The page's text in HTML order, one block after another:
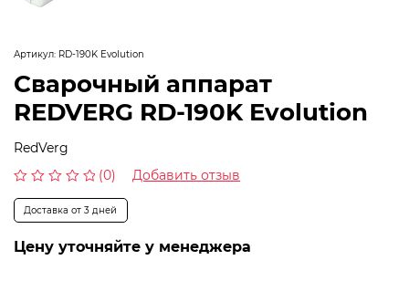
Артикул: RD-190K Evolution
Сварочный аппарат
REDVERG RD-190K Evolution
RedVerg
0
из
(0) Добавить отзыв
Доставка от 3 дней
Цену уточняйте у менеджера